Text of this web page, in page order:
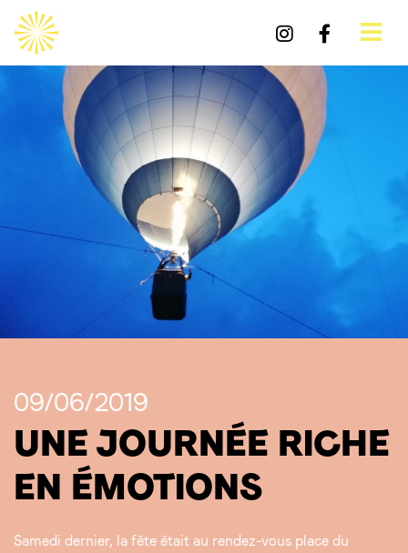
09/06/2019
UNE JOURNÉE RICHE
EN ÉMOTIONS
Samedi dernier, la fête était au rendez-vous place du